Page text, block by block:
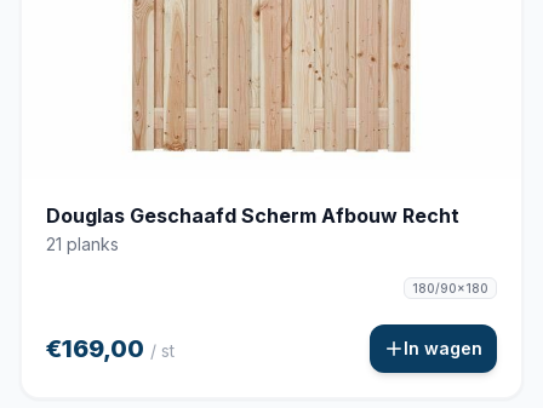
Douglas Geschaafd Scherm Afbouw Recht
21 planks
180/90x180
€169,00 / st In wagen